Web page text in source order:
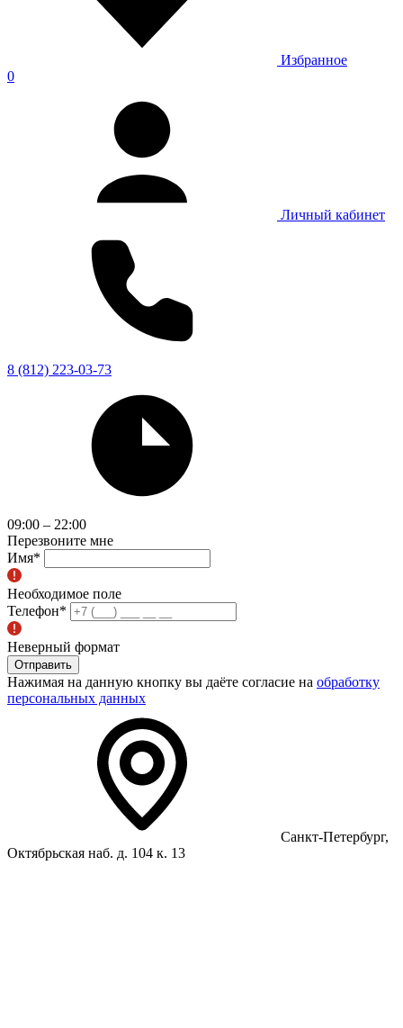
Избранное
0
Личный кабинет
8 (812) 223-03-73
09:00 – 22:00
Перезвоните мне
Имя*
Необходимое поле
Телефон*
Неверный формат
Отправить
Нажимая на данную кнопку вы даёте согласие на обработку
персональных данных
Санкт-Петербург,
Октябрьская наб. д. 104 к. 13